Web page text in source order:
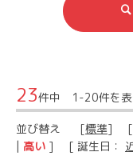
23件中 1-20件を表
並び替え [標準] [
| 高い ] [ 誕生日：